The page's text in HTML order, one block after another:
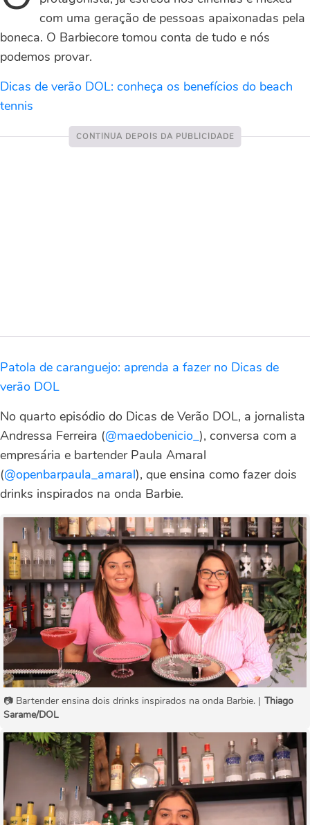
com uma geração de pessoas apaixonadas pela
boneca. O Barbiecore tomou conta de tudo e nós
podemos provar.
Dicas de verão DOL: conheça os benefícios do beach
tennis
Patola de caranguejo: aprenda a fazer no Dicas de
verão DOL
No quarto episódio do Dicas de Verão DOL, a jornalista
Andressa Ferreira (@maedobenicio_), conversa com a
empresária e bartender Paula Amaral
(@openbarpaula_amaral), que ensina como fazer dois
drinks inspirados na onda Barbie.
📷 Bartender ensina dois drinks inspirados na onda Barbie. | Thiago
Sarame/DOL